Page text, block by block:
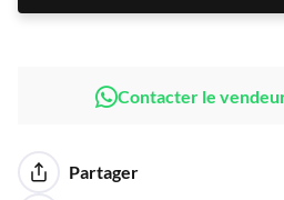
Contacter le
Partager